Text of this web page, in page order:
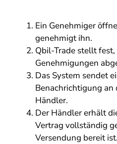
Ein Genehmiger
genehmigt ihn.
Qbil-Trade stellt
Genehmigungen
Das System sendet
Benachrichtigung an
Händler.
Der Händler erhält
Vertrag vollständig
Versendung bereit ist.